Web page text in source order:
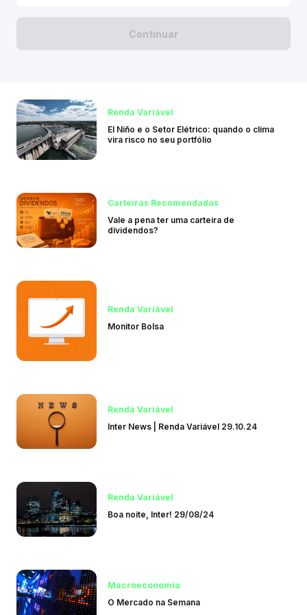
Continuar
Renda Variável
El Niño e o Setor Elétrico: quando o clima
vira risco no seu portfólio
Carteiras Recomendadas
Vale a pena ter uma carteira de
dividendos?
Renda Variável
Monitor Bolsa
Renda Variável
Inter News | Renda Variável 29.10.24
Renda Variável
Boa noite, Inter! 29/08/24
Macroeconomia
O Mercado na Semana